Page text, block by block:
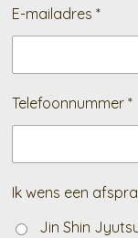
E-mailadres *
Telefoonnummer *
Ik wens een
Jin Shin